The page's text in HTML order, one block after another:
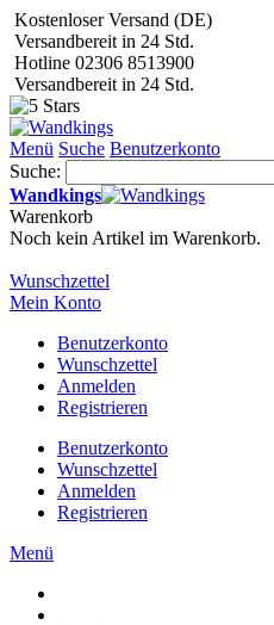
Kostenloser Versand (DE)
Versandbereit in 24 Std.
Hotline 02306 8513900
Versandbereit in 24 Std.
Menü Suche Benutzerkonto
Suche:
Wandkings
Warenkorb
Noch kein Artikel im Warenkorb.
Wunschzettel
Mein Konto
Benutzerkonto
Wunschzettel
Anmelden
Registrieren
Benutzerkonto
Wunschzettel
Anmelden
Registrieren
Menü